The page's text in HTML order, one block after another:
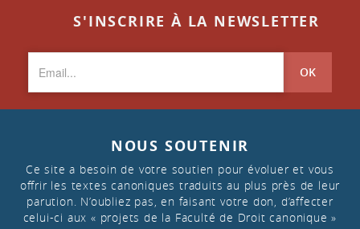
S'INSCRIRE À LA NEWSLETTER
OK
NOUS SOUTENIR
Ce site a besoin de votre soutien pour évoluer et vous
offrir les textes canoniques traduits au plus près de leur
parution. N’oubliez pas, en faisant votre don, d’affecter
celui-ci aux « projets de la Faculté de Droit canonique »